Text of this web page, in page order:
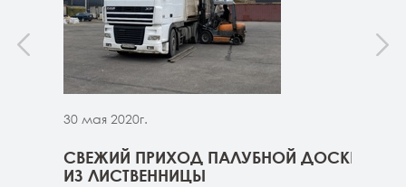
30 мая 2020г.
СВЕЖИЙ ПРИХОД ПАЛУБНОЙ ДОСКИ
ИЗ ЛИСТВЕННИЦЫ